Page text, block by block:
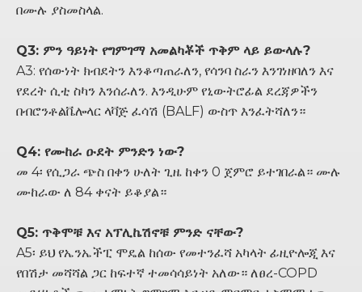
በሙሉ ያስመስላል.
Q3: ምን ዓይነት የግምገማ አመልካቾች ጥቅም ላይ ይውላሉ?
A3: የሰውነት ክብደትን እንቆጣጠራለን, የሳንባ ስራን እንገነዘባለን እና
የደረት ሲቲ ስካን እንሰራለን. እንዲሁም የኒውትሮፊል ደረጃዎችን
በብሮንቶልቬሎላር ላቫጅ ፈሳሽ (BALF) ውስጥ እንፈትሻለን።
Q4: የሙከራ ዑደት ምንድን ነው?
መ 4፡ የሲጋራ ጭስ በቀን ሁለት ጊዜ ከቀን 0 ጀምሮ ይተገበራል። ሙሉ
ሙከራው ለ 84 ቀናት ይቆያል።
Q5: ጥቅሞቹ እና አፕሊኬሽኖቹ ምንድ ናቸው?
A5፡ ይህ የኤንኤችፒ ሞዴል ከሰው የመተንፈሻ አካላት ፊዚዮሎጂ እና
የበሽታ መሻሻል ጋር ከፍተኛ ተመሳሳይነት አለው። ለፀረ-COPD